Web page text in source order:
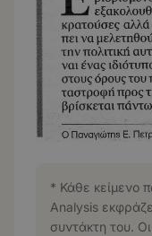
* Κάθε κείμενο
Analysis
συντάκτη του.